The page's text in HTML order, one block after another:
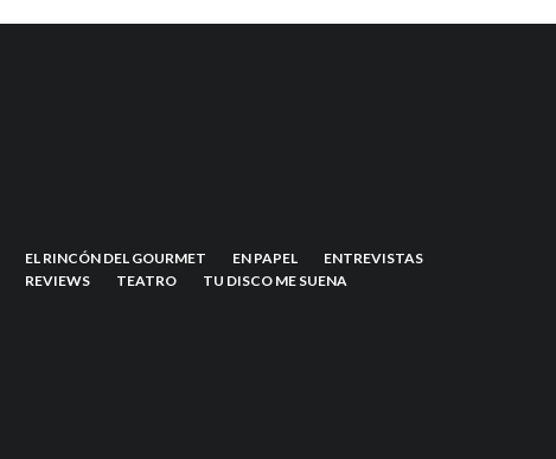
EL RINCÓN DEL GOURMET EN PAPEL
ENTREVISTAS
REVIEWS TEATRO TU DISCO ME SUENA